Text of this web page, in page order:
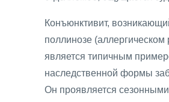
Конъюнктивит,
поллинозе (аллергическом
является типичным
наследственной формы
Он проявляется сезонными